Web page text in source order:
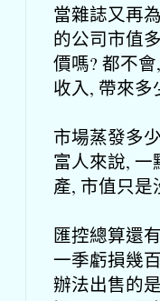
當雜誌又再
的公司市值
價嗎? 都不
收入, 帶來多
市場蒸發多
富人來說,
產, 市值只
匯控總算還
一季虧損幾
辦法出售的